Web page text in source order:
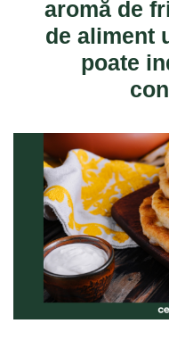
aromă de
de aliment
poate